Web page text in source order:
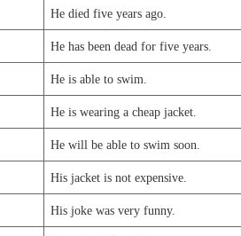
He died five years ago.
He has been dead for five years.
He is able to swim.
He is wearing a cheap jacket.
He will be able to swim soon.
His jacket is not expensive.
His joke was very funny.